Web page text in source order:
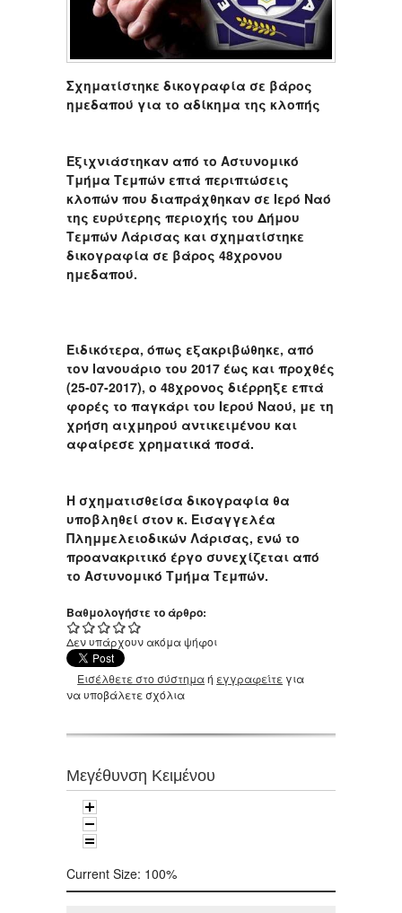
Σχηματίστηκε δικογραφία σε βάρος
ημεδαπού για το αδίκημα της κλοπής
Εξιχνιάστηκαν από το Αστυνομικό
Τμήμα Τεμπών επτά περιπτώσεις
κλοπών που διαπράχθηκαν σε Ιερό Ναό
της ευρύτερης περιοχής του Δήμου
Τεμπών Λάρισας και σχηματίστηκε
δικογραφία σε βάρος 48χρονου
ημεδαπού.
Ειδικότερα, όπως εξακριβώθηκε, από
τον Ιανουάριο του 2017 έως και προχθές
(25-07-2017), ο 48χρονος διέρρηξε επτά
φορές το παγκάρι του Ιερού Ναού, με τη
χρήση αιχμηρού αντικειμένου και
αφαίρεσε χρηματικά ποσά.
Η σχηματισθείσα δικογραφία θα
υποβληθεί στον κ. Εισαγγελέα
Πλημμελειοδικών Λάρισας, ενώ το
προανακριτικό έργο συνεχίζεται από
το Αστυνομικό Τμήμα Τεμπών.
Βαθμολογήστε το άρθρο:
Δεν υπάρχουν ακόμα ψήφοι
Εισέλθετε στο σύστημαή εγγραφείτε για
να υποβάλετε σχόλια
Μεγέθυνση Κειμένου
Current Size: 100%